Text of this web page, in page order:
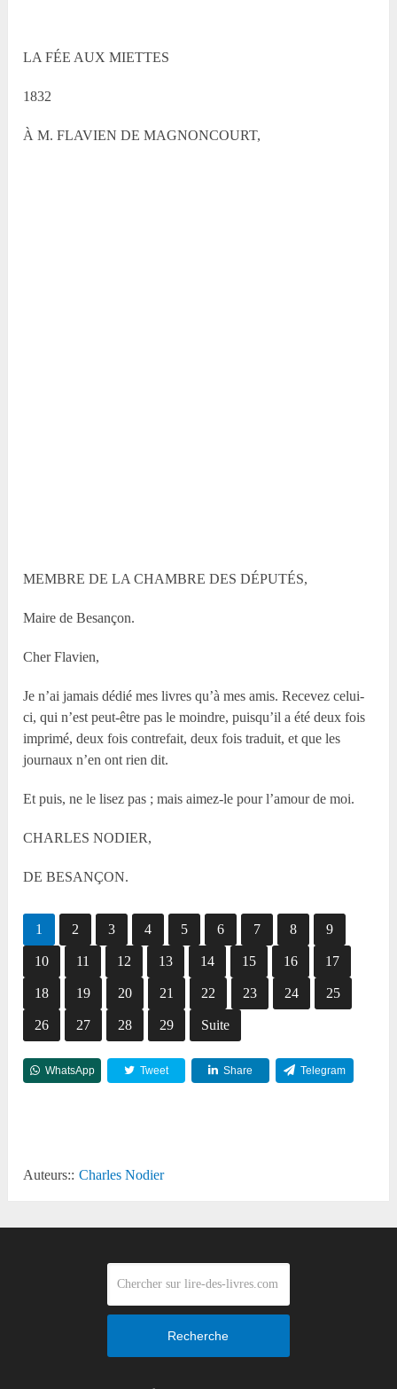
LA FÉE AUX MIETTES
1832
À M. FLAVIEN DE MAGNONCOURT,
MEMBRE DE LA CHAMBRE DES DÉPUTÉS,
Maire de Besançon.
Cher Flavien,
Je n’ai jamais dédié mes livres qu’à mes amis. Recevez celui-
ci, qui n’est peut-être pas le moindre, puisqu’il a été deux fois
imprimé, deux fois contrefait, deux fois traduit, et que les
journaux n’en ont rien dit.
Et puis, ne le lisez pas ; mais aimez-le pour l’amour de moi.
CHARLES NODIER,
DE BESANÇON.
1 2 3 4 5 6 7 8 9
10 11 12 13 14 15 16 17
18 19 20 21 22 23 24 25
26 27 28 29 Suite
WhatsApp Tweet Share Telegram
Auteurs:: Charles Nodier
Recherche